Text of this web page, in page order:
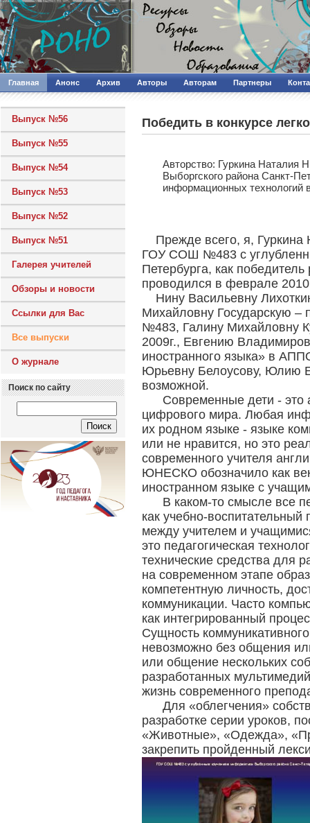
Главная Анонс Архив Авторы Авторам Партнеры
Выпуск №56
Выпуск №55
Выпуск №54
Выпуск №53
Выпуск №52
Выпуск №51
Галерея учителей
Обзоры и новости
Ссылки для Вас
Все выпуски
О журнале
Поиск по сайту
Победить в конкурсе
Авторcтво: Гуркина Наталия
Выборгского района Санкт-
информационных технологий
Прежде всего, я, Гуркина
ГОУ СОШ №483 с
Петербурга, как
проводился в феврале 2010
Нину Васильевну
Михайловну Государскую
№483, Галину Михайловну
2009г., Евгению
иностранного языка» в
Юрьевну Белоусову, Юлию
возможной.
Современные дети - это
цифрового мира. Любая
их родном языке - языке
или не нравится, но это
современного учителя
ЮНЕСКО обозначило как
иностранном языке с
В каком-то смысле все
как учебно-
между учителем и
это педагогическая
технические средства для
на современном этапе
компетентную личность,
коммуникации. Часто
как интегрированный
Сущность
невозможно без общения
или общение нескольких
разработанных
жизнь современного
Для «облегчения»
разработке серии уроков,
«Животные», «Одежда»,
закрепить пройденный